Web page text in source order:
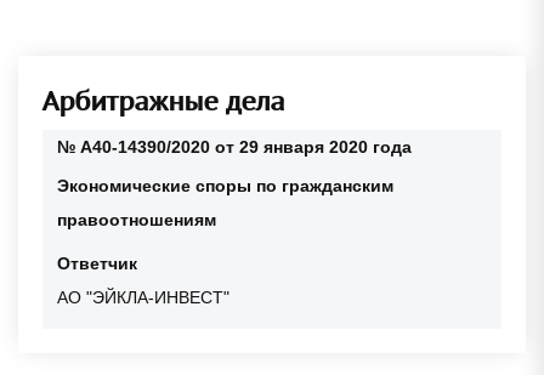
Арбитражные дела
№ А40-14390/2020 от 29 января 2020 года
Экономические споры по гражданским
правоотношениям
Ответчик
АО "ЭЙКЛА-ИНВЕСТ"